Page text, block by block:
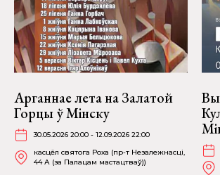
Арганнае лета на Залатой
Горцы ў Мінску
30.05.2026 20:00 - 12.09.2026 22:00
касцёл святога Роха (пр-т Незалежнасці,
44 А (за Палацам мастацтваў))